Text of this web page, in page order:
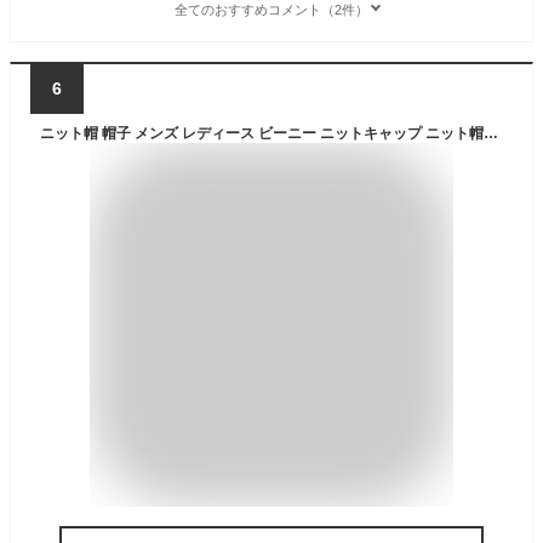
全てのおすすめコメント（2件）
6
ニット帽 帽子 メンズ レディース ビーニー ニットキャップ ニット帽子 防寒 冬 秋 春 登山 アウトドア